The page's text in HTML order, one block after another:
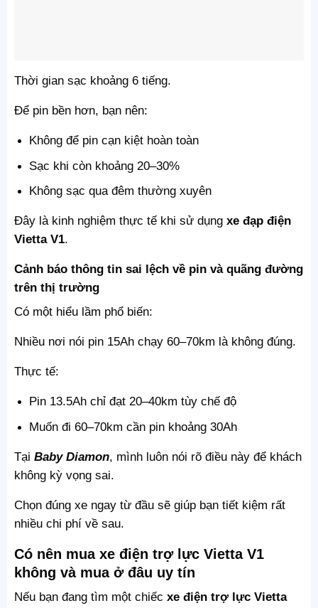
Thời gian sạc khoảng 6 tiếng.
Để pin bền hơn, bạn nên:
Không để pin cạn kiệt hoàn toàn
Sạc khi còn khoảng 20–30%
Không sạc qua đêm thường xuyên
Đây là kinh nghiệm thực tế khi sử dụng xe đạp điện
Vietta V1.
Cảnh báo thông tin sai lệch về pin và quãng đường
trên thị trường
Có một hiểu lầm phổ biến:
Nhiều nơi nói pin 15Ah chạy 60–70km là không đúng.
Thực tế:
Pin 13.5Ah chỉ đạt 20–40km tùy chế độ
Muốn đi 60–70km cần pin khoảng 30Ah
Tại Baby Diamon, mình luôn nói rõ điều này để khách
không kỳ vọng sai.
Chọn đúng xe ngay từ đầu sẽ giúp bạn tiết kiệm rất
nhiều chi phí về sau.
Có nên mua xe điện trợ lực Vietta V1
không và mua ở đâu uy tín
Nếu bạn đang tìm một chiếc xe điện trợ lực Vietta